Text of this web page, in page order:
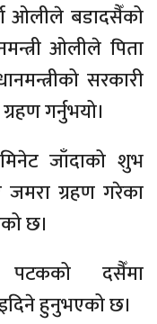
ओलीले बडादसैँको
ओलीले पिता
सरकारी
गर्नुभयो।
जाँदाको शुभ
ग्रहण गरेका
छ।
पटकको दसैँमा
हुनुभएको छ।